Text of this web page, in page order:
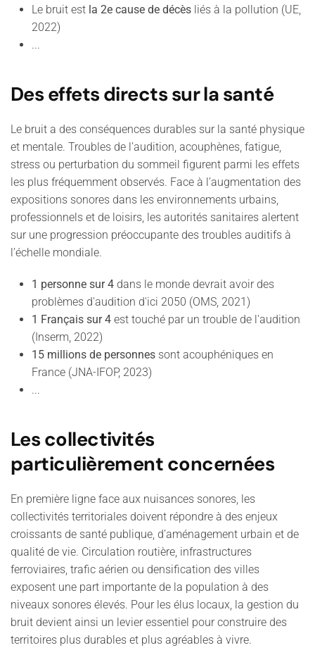
Le bruit est la 2e cause de décès liés à la pollution (UE,
2022)
...
Des effets directs sur la santé
Le bruit a des conséquences durables sur la santé physique
et mentale. Troubles de l’audition, acouphènes, fatigue,
stress ou perturbation du sommeil figurent parmi les effets
les plus fréquemment observés. Face à l’augmentation des
expositions sonores dans les environnements urbains,
professionnels et de loisirs, les autorités sanitaires alertent
sur une progression préoccupante des troubles auditifs à
l’échelle mondiale.
1 personne sur 4 dans le monde devrait avoir des
problèmes d'audition d'ici 2050 (OMS, 2021)
1 Français sur 4 est touché par un trouble de l'audition
(Inserm, 2022)
15 millions de personnes sont acouphéniques en
France (JNA-IFOP, 2023)
...
Les collectivités
particulièrement concernées
En première ligne face aux nuisances sonores, les
collectivités territoriales doivent répondre à des enjeux
croissants de santé publique, d’aménagement urbain et de
qualité de vie. Circulation routière, infrastructures
ferroviaires, trafic aérien ou densification des villes
exposent une part importante de la population à des
niveaux sonores élevés. Pour les élus locaux, la gestion du
bruit devient ainsi un levier essentiel pour construire des
territoires plus durables et plus agréables à vivre.